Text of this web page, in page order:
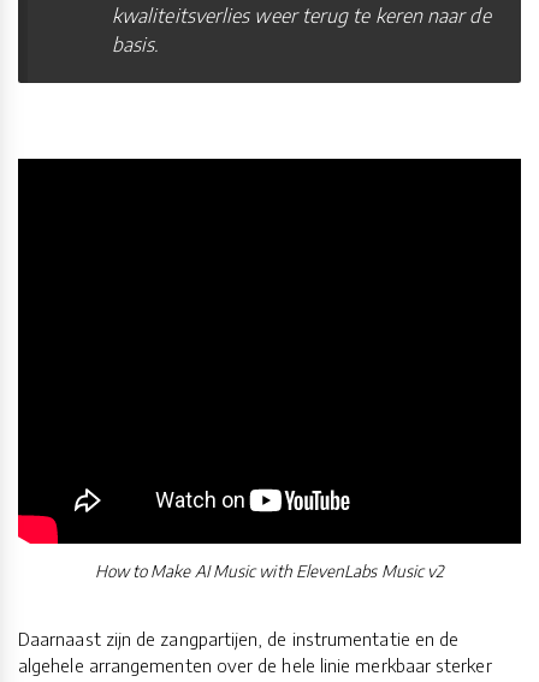
kwaliteitsverlies weer terug te keren naar de
basis.
How to Make AI Music with ElevenLabs Music v2
Daarnaast zijn de zangpartijen, de instrumentatie en de
algehele arrangementen over de hele linie merkbaar sterker